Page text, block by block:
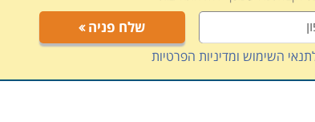
שלח פניה
השימוש ומדיניות הפרטיות